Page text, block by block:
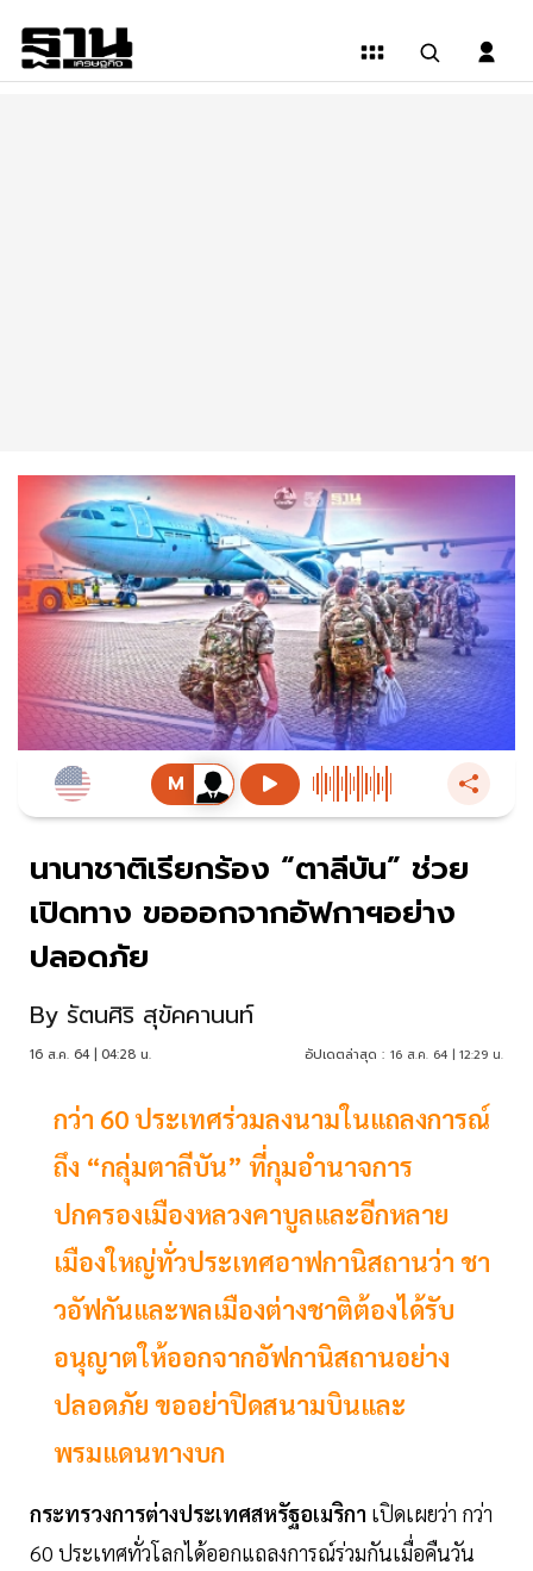
นานาชาติเรียกร้อง “ตาลีบัน” ช่วย
เปิดทาง ขอออกจากอัฟกาฯอย่าง
ปลอดภัย
By รัตนศิริ สุขัคคานนท์
16 ส.ค. 64 | 04:28 น. อัปเดตล่าสุด : 16 ส.ค. 64 | 12:29 น.
กว่า 60 ประเทศร่วมลงนามในแถลงการณ์
ถึง “กลุ่มตาลีบัน” ที่กุมอำนาจการ
ปกครองเมืองหลวงคาบูลและอีกหลาย
เมืองใหญ่ทั่วประเทศอาฟกานิสถานว่า ชา
วอัฟกันและพลเมืองต่างชาติต้องได้รับ
อนุญาตให้ออกจากอัฟกานิสถานอย่าง
ปลอดภัย ขออย่าปิดสนามบินและ
พรมแดนทางบก
กระทรวงการต่างประเทศสหรัฐอเมริกา เปิดเผยว่า กว่า
60 ประเทศทั่วโลกได้ออกแถลงการณ์ร่วมกันเมื่อคืนวัน